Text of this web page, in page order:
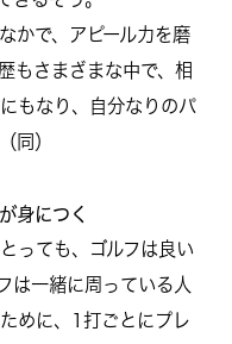
かで、アピール力を磨
もさまざまな中で、相
もなり、自分なりのパ
同）
身につく
っても、ゴルフは良い
は一緒に周っている人
めに、1打ごとにプレ